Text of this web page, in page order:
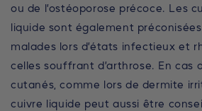
ou de l’ostéoporose précoce. Les
liquide sont également
malades lors d’états infectieux et
celles souffrant d’arthrose. En cas
cutanés, comme lors de dermite
cuivre liquide peut aussi être